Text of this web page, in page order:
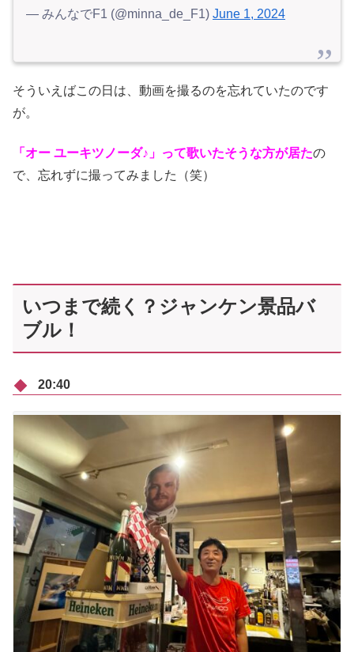
— みんなでF1 (@minna_de_F1) June 1, 2024
そういえばこの日は、動画を撮るのを忘れていたのです
が。
「オー ユーキツノーダ♪」って歌いたそうな方が居たの
で、忘れずに撮ってみました（笑）
いつまで続く？ジャンケン景品バ
ブル！
20:40